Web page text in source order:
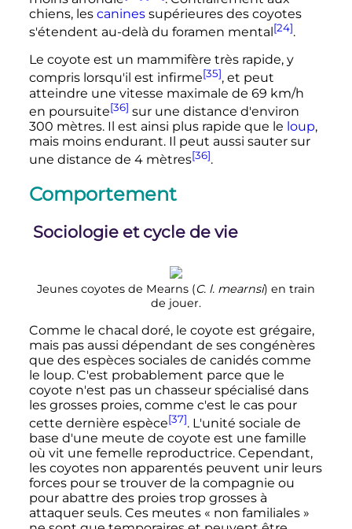
chiens, les caninessupérieures des coyotes
s'étendent au-delà du foramen mental [24].
Le coyote est un mammifère très rapide, y
compris lorsqu'il est infirme[35], et peut
atteindre une vitesse maximale de 69 km/h
en poursuite[36] sur une distance d'environ
300 mètres. Il est ainsi plus rapide que le loup,
mais moins endurant. Il peut aussi sauter sur
une distance de 4 mètres[36].
Comportement
Sociologie et cycle de vie
Jeunes coyotes de Mearns (C. l. mearnsi) en train
de jouer.
Comme le chacal doré, le coyote est grégaire,
mais pas aussi dépendant de ses congénères
que des espèces sociales de canidés comme
le loup. C'est probablement parce que le
coyote n'est pas un chasseur spécialisé dans
les grosses proies, comme c'est le cas pour
cette dernière espèce[37]. L'unité sociale de
base d'une meute de coyote est une famille
où vit une femelle reproductrice. Cependant,
les coyotes non apparentés peuvent unir leurs
forces pour se trouver de la compagnie ou
pour abattre des proies trop grosses à
attaquer seuls. Ces meutes « non familiales »